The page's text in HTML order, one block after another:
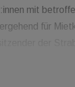
mit
für